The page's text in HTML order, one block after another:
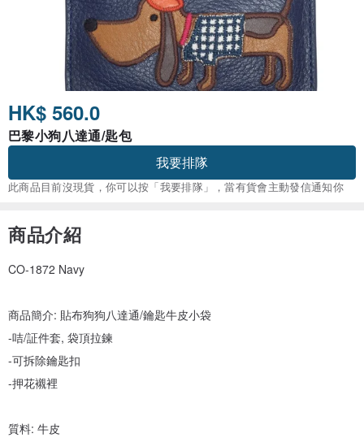
HK$ 560.0
巴黎小狗八達通/匙包
我要排隊
此商品目前沒現貨，你可以按「我要排隊」，當有貨會主動發信通知你
商品介紹
CO-1872 Navy
商品簡介: 貼布狗狗八達通/鑰匙牛皮小袋
-咭/証件套, 袋頂拉鍊
-可拆除鑰匙扣
-押花襯裡
質料: 牛皮